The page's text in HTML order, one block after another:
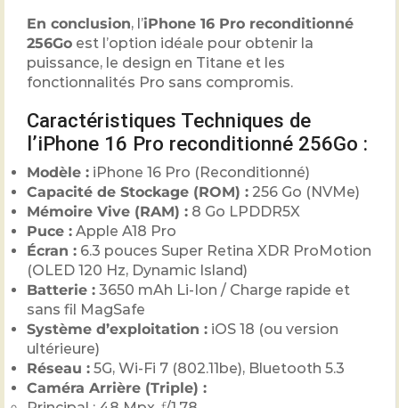
En conclusion, l’iPhone 16 Pro reconditionné
256Go est l’option idéale pour obtenir la
puissance, le design en Titane et les
fonctionnalités Pro sans compromis.
Caractéristiques Techniques de
l’iPhone 16 Pro reconditionné 256Go :
Modèle : iPhone 16 Pro (Reconditionné)
Capacité de Stockage (ROM) : 256 Go (NVMe)
Mémoire Vive (RAM) : 8 Go LPDDR5X
Puce : Apple A18 Pro
Écran : 6.3 pouces Super Retina XDR ProMotion
(OLED 120 Hz, Dynamic Island)
Batterie : 3650 mAh Li-Ion / Charge rapide et
sans fil MagSafe
Système d’exploitation : iOS 18 (ou version
ultérieure)
Réseau : 5G, Wi-Fi 7 (802.11be), Bluetooth 5.3
Caméra Arrière (Triple) :